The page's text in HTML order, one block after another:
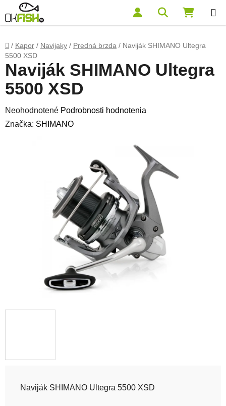
Prejsť na obsah Hľadať
Domov
/ Kapor / Navijaky / Predná brzda / Naviják SHIMANO Ultegra
5500 XSD
Naviják SHIMANO Ultegra 5500 XSD
Naviják SHIMANO Ultegra
5500 XSD
Priemerné hodnotenie produktu je 0,0 z 5 hviezdičiek.
Neohodnotené Podrobnosti hodnotenia
Značka: SHIMANO